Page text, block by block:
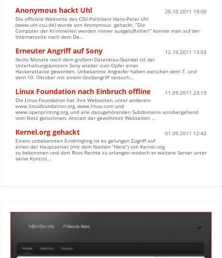
Anonymous hackt Uhl
20.10.2011 19:00
Die offiziele Webseite des CSU-Politikers Hans-Peter Uhl
(www.uhl-csu.de) wurde von Anonymous gehackt. “Die
Computer der Kriminellen werden immer ausgetüftelter!” konnte man auf der
Internetseite nach dem De...
Erneuter Angriff auf Sony
12.10.2011 13:03
Sechs Monate nach dem großem Datenklau-Skandal ist der
Unterhaltungskonzern Sony wieder zum Opfer einer
Hackerattacke geworden. Unbekannte Angreifer haben zwischen dem 7. und
dem 10. Oktober mit einem Großangriff versuch...
Linux Foundation nach Einbruch offline
11.09.2011 23:19
Die Linux Foundation hat ihre Webseiten, unter anderem
www.linuxfoundation.org, www.linux.com und
www.openprinting.org, und alle dazugehörenden Subdomains vorübergehend
vom Netz genommen. Anstatt der gewohnten Webseiten ...
Kernel.org gehackt
01.09.2011 12:42
Einem unbekannten Eindringling ist es gelungen Zugriff auf
einen der Hauptserver (mit dem Namen “Hera”) von Kernel.org
zu bekommen und dort Root-Rechte zu erlangen woduch er weitere Server unter
seine Kontrol...